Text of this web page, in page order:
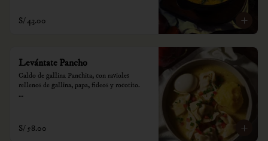
consumo.
S/ 43.00
Levántate Pancho
Caldo de gallina Panchita, con ravioles
rellenos de gallina, papa, fideos y rocotito.
consumo.
S/ 58.00